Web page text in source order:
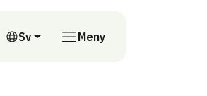
Sv
Svenska
Meny